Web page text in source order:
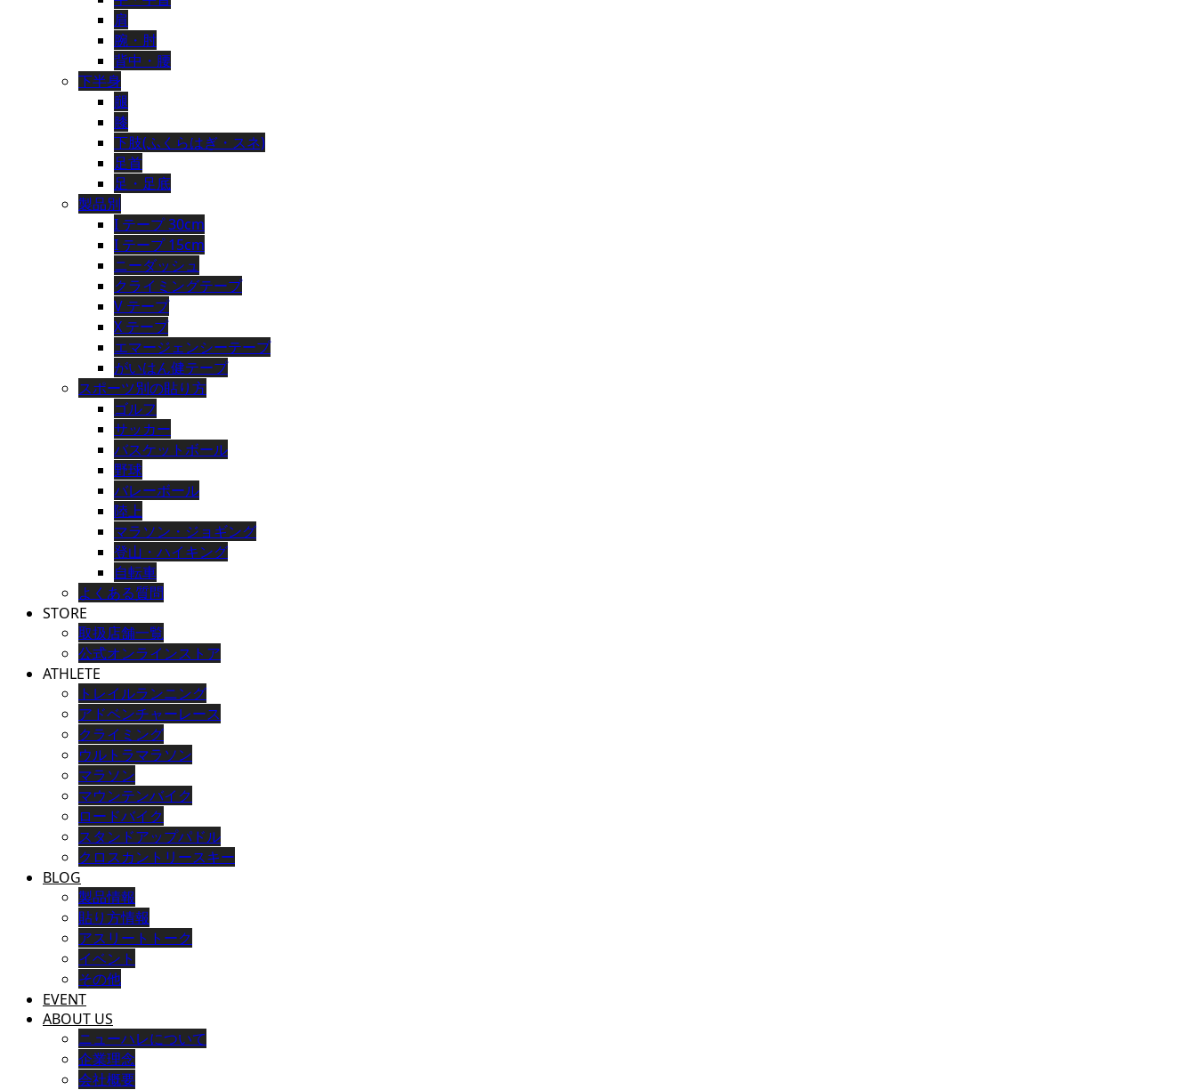
肩
腕・肘
背中・腰
下半身
腿
膝
下肢(ふくらはぎ・スネ)
足首
足・足底
製品別
I テープ 30cm
I テープ 15cm
ニーダッシュ
クライミングテープ
V テープ
X テープ
エマージェンシーテープ
がいはん健テープ
スポーツ別の貼り方
ゴルフ
サッカー
バスケットボール
野球
バレーボール
陸上
マラソン・ジョギング
登山・ハイキング
自転車
よくある質問
STORE
取扱店舗一覧
公式オンラインストア
ATHLETE
トレイルランニング
アドベンチャーレース
クライミング
ウルトラマラソン
マラソン
マウンテンバイク
ロードバイク
スタンドアップパドル
クロスカントリースキー
BLOG
製品情報
貼り方情報
アスリートトーク
イベント
その他
EVENT
ABOUT US
ニューハレについて
企業理念
会社概要